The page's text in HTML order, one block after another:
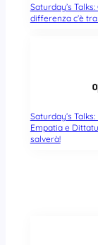
Saturday’s
differenza c’è
Saturday’s
Empatia e
salverà!